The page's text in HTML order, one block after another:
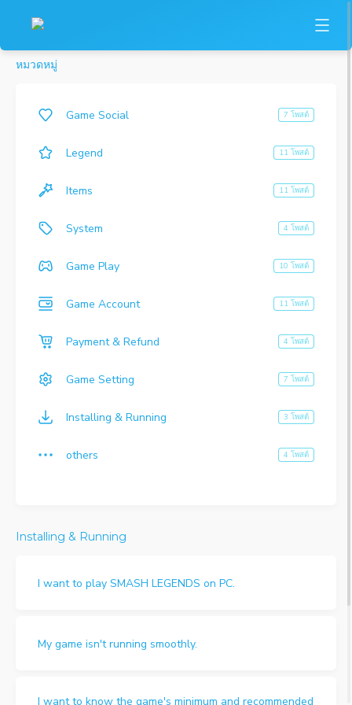
หมวดหมู่
Game Social 7 โพสต์
Legend 11 โพสต์
Items 11 โพสต์
System 4 โพสต์
Game Play 10 โพสต์
Game Account 11 โพสต์
Payment & Refund 4 โพสต์
Game Setting 7 โพสต์
Installing & Running 3 โพสต์
others 4 โพสต์
Installing & Running
I want to play SMASH LEGENDS on PC.
My game isn't running smoothly.
I want to know the game's minimum and recommended